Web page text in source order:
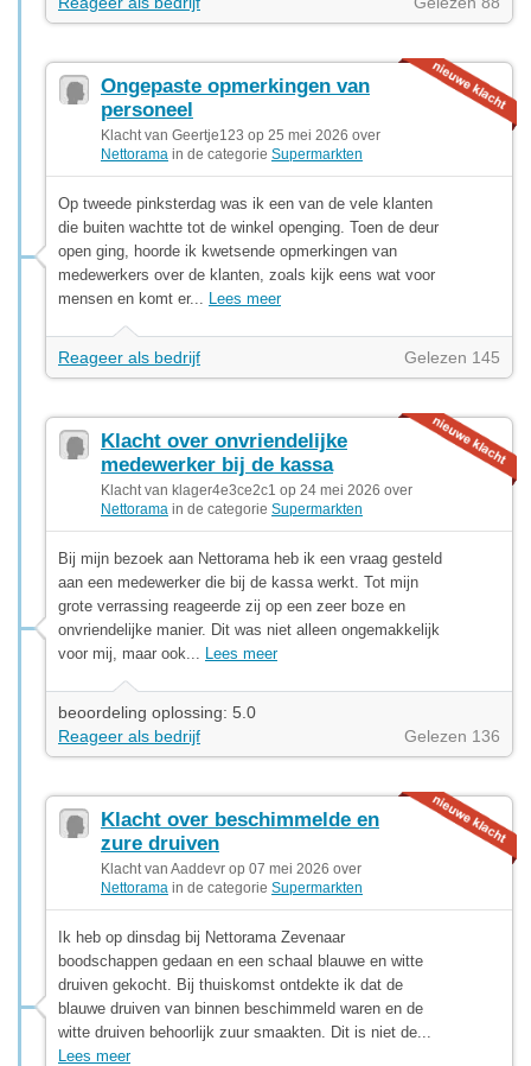
Ongepaste opmerkingen van
personeel
Klacht van Geertje123 op 25 mei 2026 over
Nettorama in de categorie Supermarkten
Op tweede pinksterdag was ik een van de vele klanten
die buiten wachtte tot de winkel openging. Toen de deur
open ging, hoorde ik kwetsende opmerkingen van
medewerkers over de klanten, zoals kijk eens wat voor
mensen en komt er... Lees meer
Reageer als bedrijf Gelezen 145
Klacht over onvriendelijke
medewerker bij de kassa
Klacht van klager4e3ce2c1 op 24 mei 2026 over
Nettorama in de categorie Supermarkten
Bij mijn bezoek aan Nettorama heb ik een vraag gesteld
aan een medewerker die bij de kassa werkt. Tot mijn
grote verrassing reageerde zij op een zeer boze en
onvriendelijke manier. Dit was niet alleen ongemakkelijk
voor mij, maar ook... Lees meer
beoordeling oplossing: 5.0
Reageer als bedrijf
Gelezen 136
Klacht over beschimmelde en
zure druiven
Klacht van Aaddevr op 07 mei 2026 over
Nettorama in de categorie Supermarkten
Ik heb op dinsdag bij Nettorama Zevenaar
boodschappen gedaan en een schaal blauwe en witte
druiven gekocht. Bij thuiskomst ontdekte ik dat de
blauwe druiven van binnen beschimmeld waren en de
witte druiven behoorlijk zuur smaakten. Dit is niet de...
Lees meer